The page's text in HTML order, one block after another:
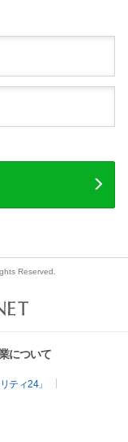
Reserved.
について
ティ24」